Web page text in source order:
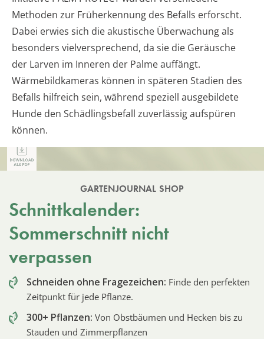
Methoden zur Früherkennung des Befalls erforscht.
Dabei erwies sich die akustische Überwachung als
besonders vielversprechend, da sie die Geräusche
der Larven im Inneren der Palme auffängt.
Wärmebildkameras können in späteren Stadien des
Befalls hilfreich sein, während speziell ausgebildete
Hunde den Schädlingsbefall zuverlässig aufspüren
können.
GARTENJOURNAL SHOP
Schnittkalender:
Sommerschnitt nicht
verpassen
Schneiden ohne Fragezeichen: Finde den perfekten
Zeitpunkt für jede Pflanze.
300+ Pflanzen: Von Obstbäumen und Hecken bis zu
Stauden und Zimmerpflanzen